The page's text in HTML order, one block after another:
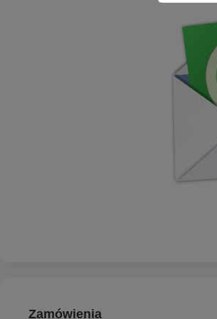
Zamówienia